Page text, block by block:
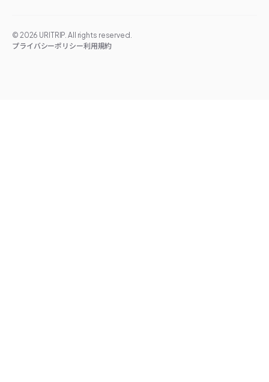
© 2026 URITRIP. All rights reserved.
プライバシーポリシー利用規約